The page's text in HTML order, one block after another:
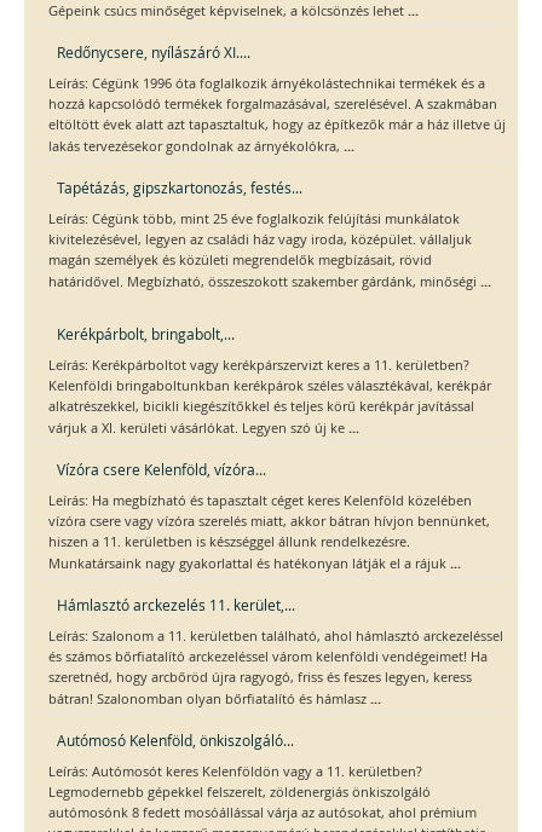
Gépeink csúcs minőséget képviselnek, a kölcsönzés lehet ...
Redőnycsere, nyílászáró XI....
Leírás: Cégünk 1996 óta foglalkozik árnyékolástechnikai termékek és a
hozzá kapcsolódó termékek forgalmazásával, szerelésével. A szakmában
eltöltött évek alatt azt tapasztaltuk, hogy az építkezők már a ház illetve új
lakás tervezésekor gondolnak az árnyékolókra, ...
Tapétázás, gipszkartonozás, festés...
Leírás: Cégünk több, mint 25 éve foglalkozik felújítási munkálatok
kivitelezésével, legyen az családi ház vagy iroda, középület. vállaljuk
magán személyek és közületi megrendelők megbízásait, rövid
határidővel. Megbízható, összeszokott szakember gárdánk, minőségi ...
Kerékpárbolt, bringabolt,...
Leírás: Kerékpárboltot vagy kerékpárszervizt keres a 11. kerületben?
Kelenföldi bringaboltunkban kerékpárok széles választékával, kerékpár
alkatrészekkel, bicikli kiegészítőkkel és teljes körű kerékpár javítással
várjuk a XI. kerületi vásárlókat. Legyen szó új ke ...
Vízóra csere Kelenföld, vízóra...
Leírás: Ha megbízható és tapasztalt céget keres Kelenföld közelében
vízóra csere vagy vízóra szerelés miatt, akkor bátran hívjon bennünket,
hiszen a 11. kerületben is készséggel állunk rendelkezésre.
Munkatársaink nagy gyakorlattal és hatékonyan látják el a rájuk ...
Hámlasztó arckezelés 11. kerület,...
Leírás: Szalonom a 11. kerületben található, ahol hámlasztó arckezeléssel
és számos bőrfiatalító arckezeléssel várom kelenföldi vendégeimet! Ha
szeretnéd, hogy arcbőröd újra ragyogó, friss és feszes legyen, keress
bátran! Szalonomban olyan bőrfiatalító és hámlasz ...
Autómosó Kelenföld, önkiszolgáló...
Leírás: Autómosót keres Kelenföldön vagy a 11. kerületben?
Legmodernebb gépekkel felszerelt, zöldenergiás önkiszolgáló
autómosónk 8 fedett mosóállással várja az autósokat, ahol prémium